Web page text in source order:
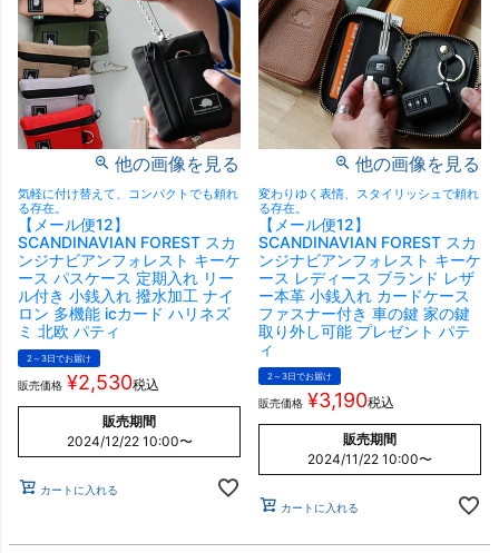
他の画像を見る
気軽に付け替えて、コンパクトでも頼れ
る存在。
【メール便12】
SCANDINAVIAN FOREST スカ
ンジナビアンフォレスト キーケ
ース パスケース 定期入れ リー
ル付き 小銭入れ 撥水加工 ナイ
ロン 多機能 icカード ハリネズ
ミ 北欧 パティ
2～3日でお届け
販売価格 ¥2,530税込
販売期間
2024/12/22 10:00〜
カートに入れる
他の画像を見る
変わりゆく表情、スタイリッシュで頼れ
る存在。
【メール便12】
SCANDINAVIAN FOREST スカ
ンジナビアンフォレスト キーケ
ース レディース ブランド レザ
ー本革 小銭入れ カードケース
ファスナー付き 車の鍵 家の鍵
取り外し可能 プレゼント パテ
ィ
2～3日でお届け
販売価格 ¥3,190税込
販売期間
2024/11/22 10:00〜
カートに入れる